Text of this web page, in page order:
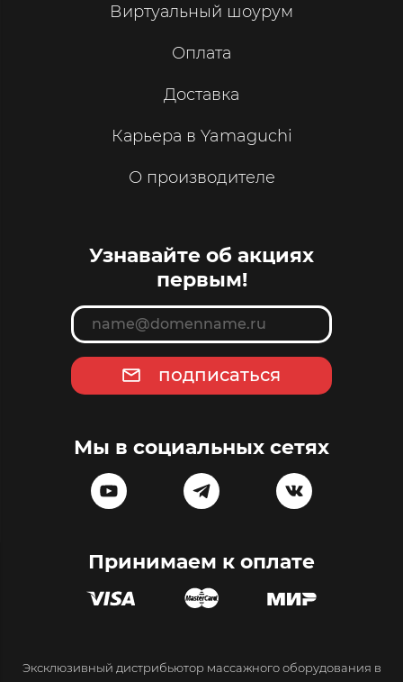
Виртуальный шоурум
Оплата
Доставка
Карьера в Yamaguchi
О производителе
Узнавайте об акциях
первым!
подписаться
Мы в социальных сетях
Принимаем к оплате
Эксклюзивный дистрибьютор массажного оборудования в